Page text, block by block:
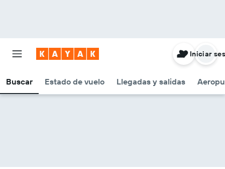
Buscar Estado de vuelo Llegadas y salidas
Iniciar